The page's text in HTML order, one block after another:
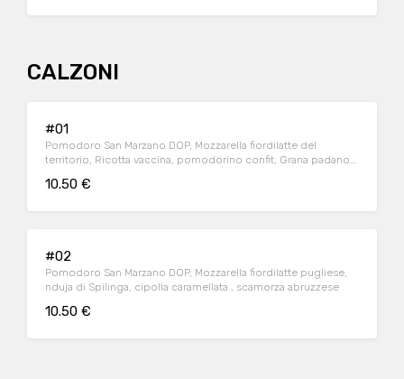
CALZONI
#01
Pomodoro San Marzano DOP, Mozzarella fiordilatte del
territorio, Ricotta vaccina, pomodorino confit, Grana padano
10.50 €
#02
Pomodoro San Marzano DOP, Mozzarella fiordilatte pugliese,
nduja di Spilinga, cipolla caramellata , scamorza abruzzese
10.50 €